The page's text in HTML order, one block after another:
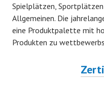
Spielplätzen,
Allgemeinen. Die
eine Produktpalette mit
Produkten zu